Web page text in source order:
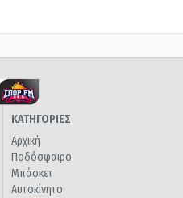
ΚΑΤΗΓΟΡΙΕΣ
Αρχική
Ποδόσφαιρο
Μπάσκετ
Αυτοκίνητο